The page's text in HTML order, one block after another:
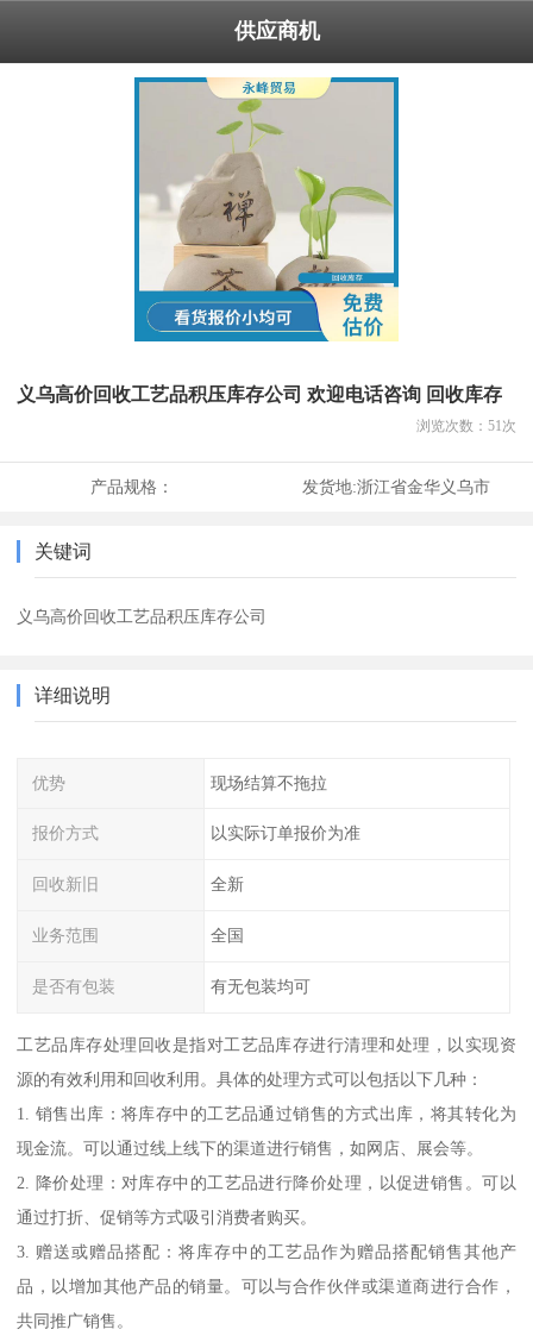
供应商机
义乌高价回收工艺品积压库存公司 欢迎电话咨询 回收库存
浏览次数： 51 次
产品规格： 发货地:浙江省金华义乌市
关键词
义乌高价回收工艺品积压库存公司
详细说明
优势 现场结算不拖拉
报价方式 以实际订单报价为准
回收新旧 全新
业务范围 全国
是否有包装 有无包装均可
工艺品库存处理回收是指对工艺品库存进行清理和处理，以实现资
源的有效利用和回收利用。具体的处理方式可以包括以下几种：
1. 销售出库：将库存中的工艺品通过销售的方式出库，将其转化为
现金流。可以通过线上线下的渠道进行销售，如网店、展会等。
2. 降价处理：对库存中的工艺品进行降价处理，以促进销售。可以
通过打折、促销等方式吸引消费者购买。
3. 赠送或赠品搭配：将库存中的工艺品作为赠品搭配销售其他产
品，以增加其他产品的销量。可以与合作伙伴或渠道商进行合作，
共同推广销售。